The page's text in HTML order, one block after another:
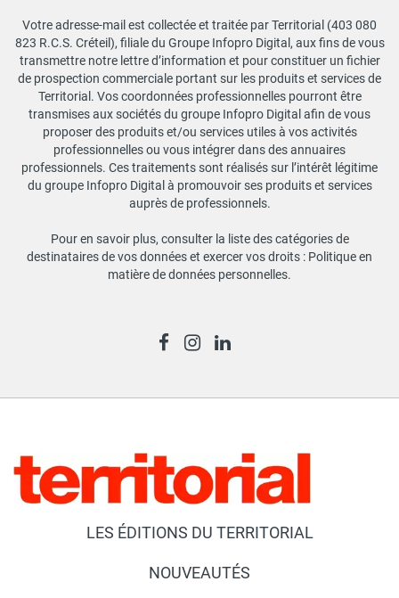
Votre adresse-mail est collectée et traitée par Territorial (403 080
823 R.C.S. Créteil), filiale du Groupe Infopro Digital, aux fins de vous
transmettre notre lettre d’information et pour constituer un fichier
de prospection commerciale portant sur les produits et services de
Territorial. Vos coordonnées professionnelles pourront être
transmises aux sociétés du groupe Infopro Digital afin de vous
proposer des produits et/ou services utiles à vos activités
professionnelles ou vous intégrer dans des annuaires
professionnels. Ces traitements sont réalisés sur l’intérêt légitime
du groupe Infopro Digital à promouvoir ses produits et services
auprès de professionnels.
Pour en savoir plus, consulter la liste des catégories de
destinataires de vos données et exercer vos droits : Politique en
matière de données personnelles.
LES ÉDITIONS DU TERRITORIAL
NOUVEAUTÉS